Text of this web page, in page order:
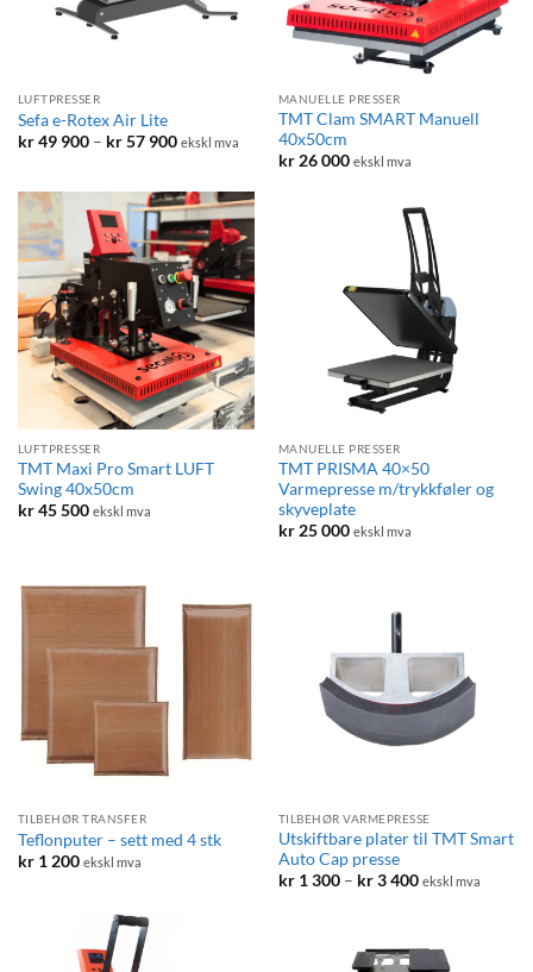
LUFTPRESSER
Sefa e-Rotex Air Lite
kr49 900 – kr57 900Prisområde:
kr 57
900
ekskl mva
MANUELLE PRESSER
TMT Clam SMART Manuell
40x50cm
kr26 000 ekskl mva
LUFTPRESSER
TMT Maxi Pro Smart LUFT
Swing 40x50cm
kr45 500 ekskl mva
MANUELLE PRESSER
TMT PRISMA 40×50
Varmepresse m/trykkføler og
skyveplate
kr25 000 ekskl mva
TILBEHØR TRANSFER
Teflonputer – sett med 4 stk
kr1 200 ekskl mva
TILBEHØR VARMEPRESSE
Utskiftbare plater til TMT Smart
Auto Cap presse
kr1 300 – kr3 400Prisområde:
400
ekskl mva